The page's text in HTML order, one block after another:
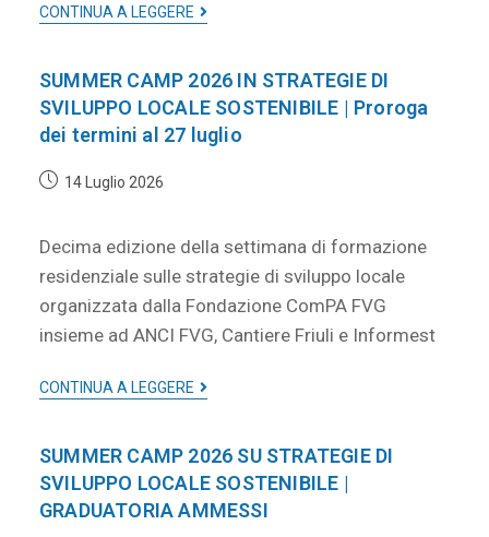
CONTINUA A LEGGERE
SUMMER CAMP 2026 IN STRATEGIE DI
SVILUPPO LOCALE SOSTENIBILE | Proroga
dei termini al 27 luglio
14 Luglio 2026
Decima edizione della settimana di formazione
residenziale sulle strategie di sviluppo locale
organizzata dalla Fondazione ComPA FVG
insieme ad ANCI FVG, Cantiere Friuli e Informest
CONTINUA A LEGGERE
SUMMER CAMP 2026 SU STRATEGIE DI
SVILUPPO LOCALE SOSTENIBILE |
GRADUATORIA AMMESSI